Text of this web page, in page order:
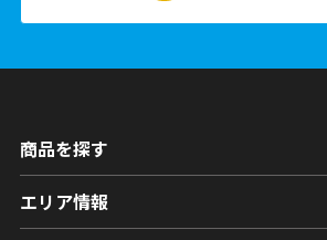
商品を探す
エリア情報